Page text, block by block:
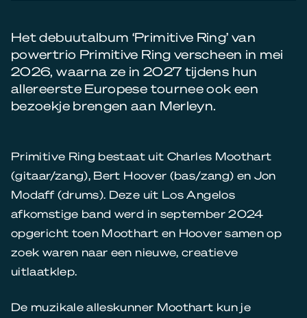
Het debuutalbum ‘Primitive Ring’ van
powertrio Primitive Ring verscheen in mei
2026, waarna ze in 2027 tijdens hun
allereerste Europese tournee ook een
bezoekje brengen aan Merleyn.
Primitive Ring bestaat uit Charles Moothart
(gitaar/zang), Bert Hoover (bas/zang) en Jon
Modaff (drums). Deze uit Los Angelos
afkomstige band werd in september 2024
opgericht toen Moothart en Hoover samen op
zoek waren naar een nieuwe, creatieve
uitlaatklep.
De muzikale alleskunner Moothart kun je